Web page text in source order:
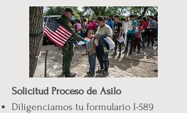
Solicitud Proceso de Asilo
Diligenciamos tu formulario I-589